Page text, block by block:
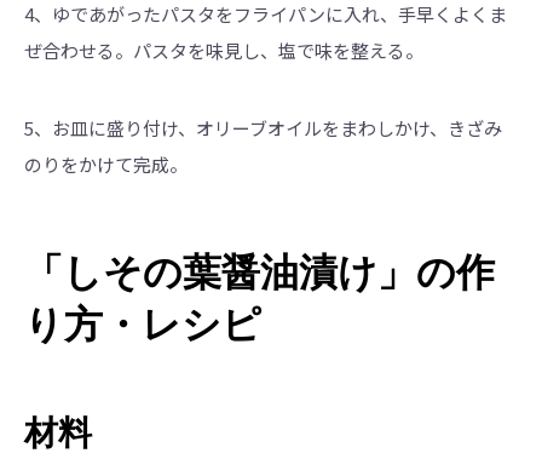
4、ゆであがったパスタをフライパンに入れ、手早くよくま
ぜ合わせる。パスタを味見し、塩で味を整える。
5、お皿に盛り付け、オリーブオイルをまわしかけ、きざみ
のりをかけて完成。
「しその葉醤油漬け」の作
り方・レシピ
材料